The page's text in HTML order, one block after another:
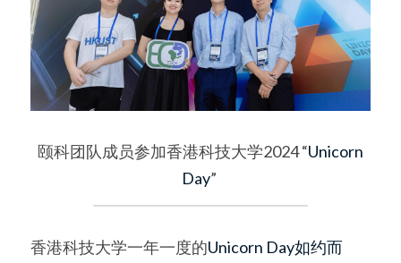
颐科团队成员参加香港科技大学2024 “Unicorn
Day”
香港科技大学一年一度的Unicorn Day如约而